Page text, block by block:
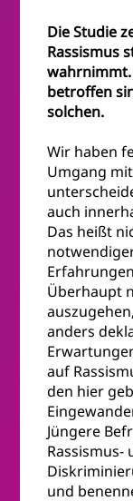
Die Studie
Rassismus
wahrnimmt.
betroffen
solchen.
Wir haben
Umgang
auch
Das heißt
Überhaupt
anders
auf
den hier
Jüngere
Rassismus-
und